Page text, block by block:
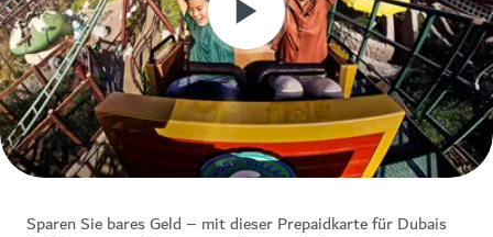
Sparen Sie bares Geld – mit dieser Prepaidkarte für Dubais